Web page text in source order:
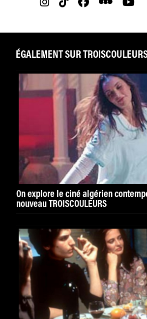
ÉGALEMENT SUR
On explore le ciné algérien
nouveau TROISCOULEURS